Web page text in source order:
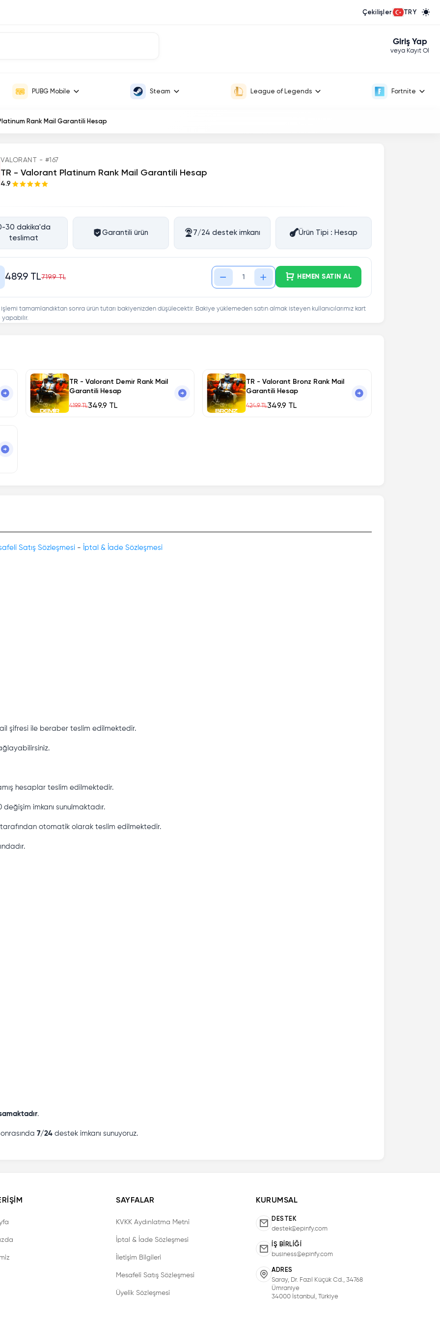
Çekilişler TRY
Giriş Yap
veya Kayıt Ol
PUBG Mobile Steam League of Legends Fortnite
Rank Mail Garantili Hesap
VALORANT - #167
TR - Valorant Platinum Rank Mail Garantili Hesap
4.9
30 dakika'da
teslimat
Garantili ürün 7/24 destek imkanı Ürün Tipi : Hesap
489.9 TL719.9 TL HEMEN SATIN AL
işlemi tamamlandıktan sonra ürün tutarı bakiyenizden düşülecektir. Bakiye yüklemeden satın almak isteyen kullanıcılarımız kart
yapabilir.
TR - Valorant Demir Rank Mail
Garantili Hesap
419.9 TL349.9 TL
TR - Valorant Bronz Rank Mail
Garantili Hesap
424.9 TL349.9 TL
Satış Sözleşmesi - İptal & İade Sözleşmesi
şifresi ile beraber teslim edilmektedir.
hesaplar teslim edilmektedir.
değişim imkanı sunulmaktadır.
otomatik olarak teslim edilmektedir.
.
7/24 destek imkanı sunuyoruz.
SAYFALAR
KVKK Aydınlatma Metni
İptal & İade Sözleşmesi
İletişim Bilgileri
Mesafeli Satış Sözleşmesi
Üyelik Sözleşmesi
KURUMSAL
DESTEK
destek@epinfy.com
İŞ BIRLIĞI
business@epinfy.com
ADRES
Saray, Dr. Fazıl Küçük Cd., 34768
Ümraniye
34000 İstanbul, Türkiye